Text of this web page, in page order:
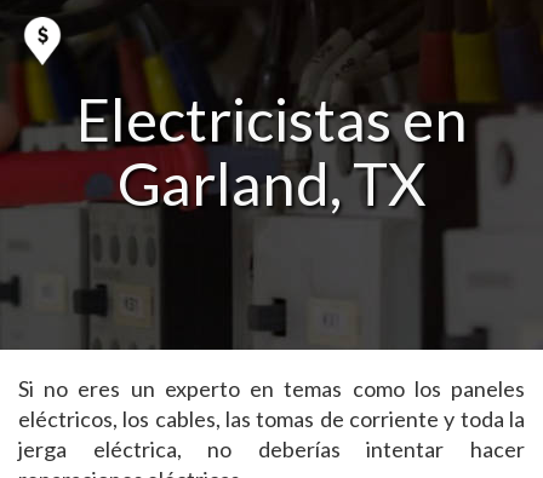
Electricistas en
Garland, TX
Si no eres un experto en temas como los paneles
eléctricos, los cables, las tomas de corriente y toda la
jerga eléctrica, no deberías intentar hacer